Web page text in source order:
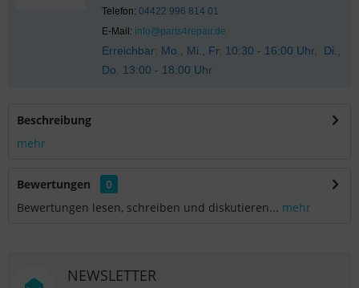
Telefon: 04422 996 814 01
E-Mail: info@parts4repair.de
Erreichbar: Mo., Mi., Fr. 10:30 - 16:00 Uhr, Di.,
Do. 13:00 - 18:00 Uhr
Beschreibung
mehr
Bewertungen
0
Bewertungen lesen, schreiben und diskutieren... mehr
NEWSLETTER